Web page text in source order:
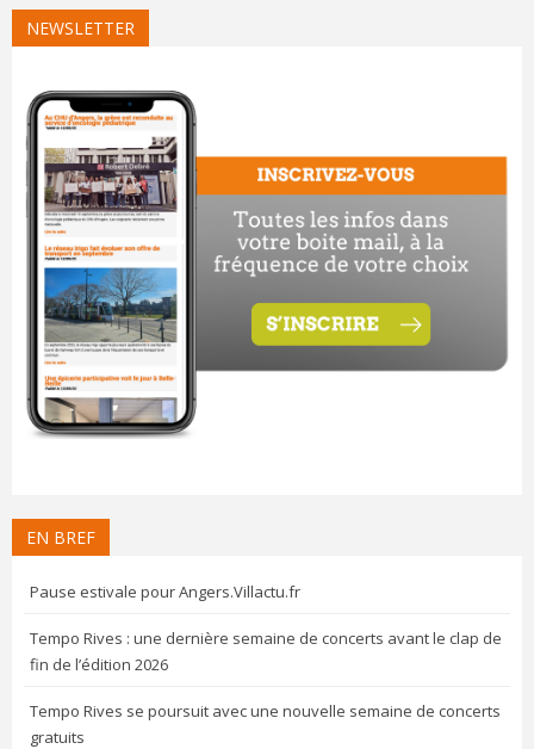
NEWSLETTER
EN BREF
Pause estivale pour Angers.Villactu.fr
Tempo Rives : une dernière semaine de concerts avant le clap de
fin de l’édition 2026
Tempo Rives se poursuit avec une nouvelle semaine de concerts
gratuits